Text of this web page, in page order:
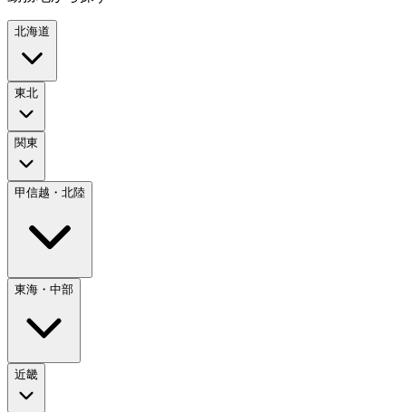
北海道
東北
関東
甲信越・北陸
東海・中部
近畿